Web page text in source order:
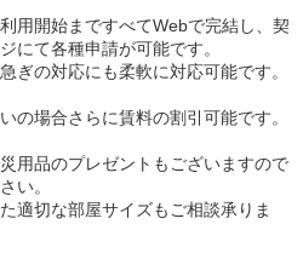
用開始まですべてWebで完結し、契
にて各種申請が可能です。
ぎの対応にも柔軟に対応可能です。
の場合さらに賃料の割引可能です。
用品のプレゼントもございますので
い。
適切な部屋サイズもご相談承りま